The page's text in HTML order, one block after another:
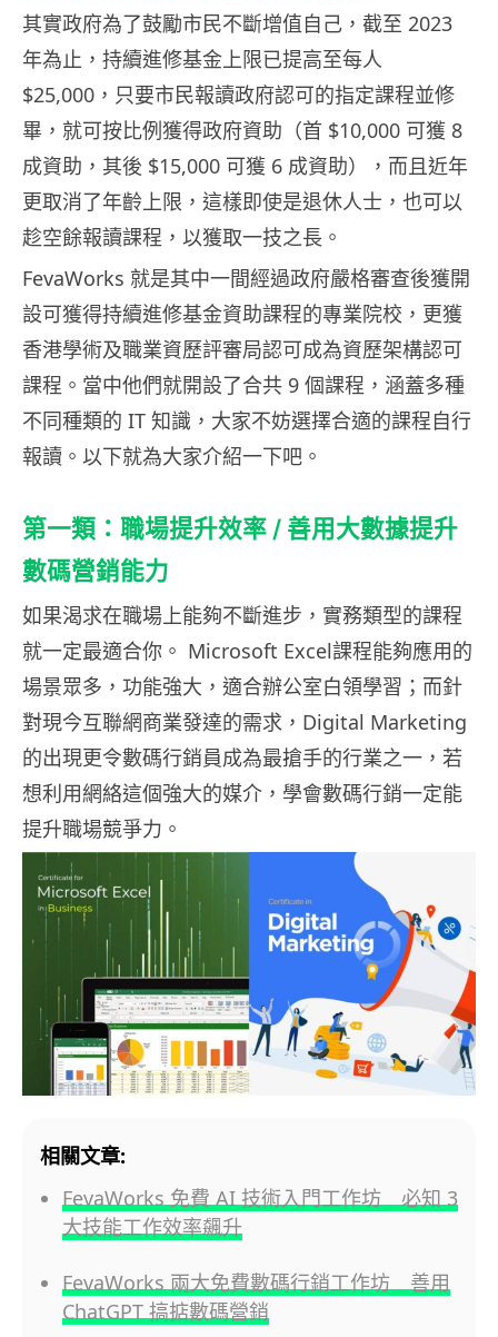
其實政府為了鼓勵市民不斷增值自己，截至 2023
年為止，持續進修基金上限已提高至每人
$25,000，只要市民報讀政府認可的指定課程並修
畢，就可按比例獲得政府資助（首 $10,000 可獲 8
成資助，其後 $15,000 可獲 6 成資助），而且近年
更取消了年齡上限，這樣即使是退休人士，也可以
趁空餘報讀課程，以獲取一技之長。
FevaWorks 就是其中一間經過政府嚴格審查後獲開
設可獲得持續進修基金資助課程的專業院校，更獲
香港學術及職業資歷評審局認可成為資歷架構認可
課程。當中他們就開設了合共 9 個課程，涵蓋多種
不同種類的 IT 知識，大家不妨選擇合適的課程自行
報讀。以下就為大家介紹一下吧。
第一類：職場提升效率 / 善用大數據提升
數碼營銷能力
如果渴求在職場上能夠不斷進步，實務類型的課程
就一定最適合你。 Microsoft Excel課程能夠應用的
場景眾多，功能強大，適合辦公室白領學習；而針
對現今互聯網商業發達的需求，Digital Marketing
的出現更令數碼行銷員成為最搶手的行業之一，若
想利用網絡這個強大的媒介，學會數碼行銷一定能
提升職場競爭力。
相關文章:
FevaWorks 免費 AI 技術入門工作坊 必知 3
大技能工作效率飆升
FevaWorks 兩大免費數碼行銷工作坊 善用
ChatGPT 搞掂數碼營銷